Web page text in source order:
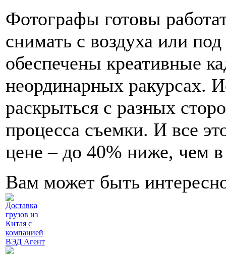
Фотографы готовы
снимать с воздуха или
обеспечены креативные
неординарных ракурсах.
раскрыться с разных
процесса съемки. И все
цене – до 40% ниже, чем в
Вам может быть
Доставка
грузов из
Китая с
компанией
ВЭД Агент